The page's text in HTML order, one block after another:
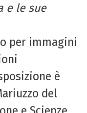
e le sue
per immagini
è
del